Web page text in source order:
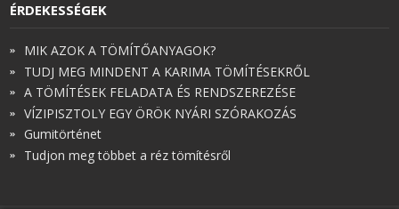
ÉRDEKESSÉGEK
MIK AZOK A TÖMÍTŐANYAGOK?
TUDJ MEG MINDENT A KARIMA TÖMÍTÉSEKRŐL
A TÖMÍTÉSEK FELADATA ÉS RENDSZEREZÉSE
VÍZIPISZTOLY EGY ÖRÖK NYÁRI SZÓRAKOZÁS
Gumitörténet
Tudjon meg többet a réz tömítésről